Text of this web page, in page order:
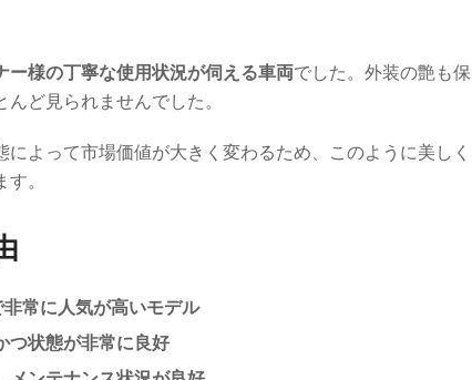
ー様の丁寧な使用状況が伺える車両でした。外装の艶も保
ど見られませんでした。
よって市場価値が大きく変わるため、このように美しく
。
常に人気が高いモデル
つ状態が非常に良好